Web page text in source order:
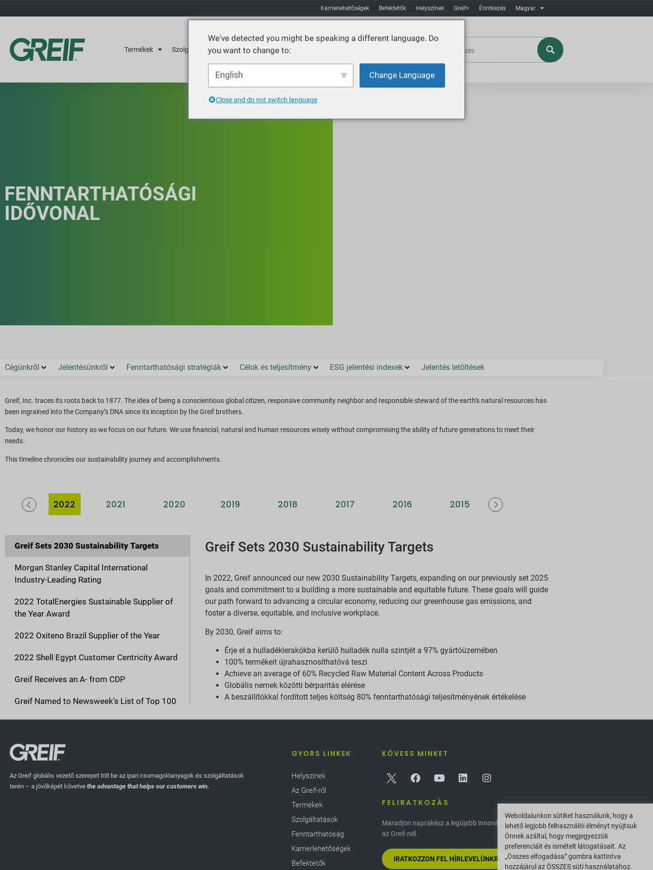
Karrierlehetőségek Befektetők Helyszínek Greif+ Érintkezés Magyar
Termékek Szolgáltatások Fenntarthatóság
FENNTARTHATÓSÁGI
IDŐVONAL
Cégünkről Jelentésünkről Fenntarthatósági stratégiák Célok és teljesítmény ESG jelentési indexek Jelentés letöltések
Greif, Inc. traces its roots back to 1877. The idea of being a conscientious global citizen, responsive community neighbor and responsible steward of the earth’s natural resources has
been ingrained into the Company’s DNA since its inception by the Greif brothers.
Today, we honor our history as we focus on our future. We use financial, natural and human resources wisely without compromising the ability of future generations to meet their
needs.
This timeline chronicles our sustainability journey and accomplishments.
2022 2021 2020 2019 2018 2017 2016 2015
Greif Sets 2030 Sustainability Targets
Morgan Stanley Capital International
Industry-Leading Rating
2022 TotalEnergies Sustainable Supplier of
the Year Award
2022 Oxiteno Brazil Supplier of the Year
2022 Shell Egypt Customer Centricity Award
Greif Receives an A- from CDP
Greif Named to Newsweek’s List of Top 100
Our First Sustainable Financing Agreement
Sustainability Assessment from S&P Global
Greif Sets 2030 Sustainability Targets
In 2022, Greif announced our new 2030 Sustainability Targets, expanding on our previously set 2025
goals and commitment to a building a more sustainable and equitable future. These goals will guide
our path forward to advancing a circular economy, reducing our greenhouse gas emissions, and
foster a diverse, equitable, and inclusive workplace.
By 2030, Greif aims to:
Érje el a hulladéklerakókba kerülő hulladék nulla szintjét a 97% gyártóüzemében
100% termékeit újrahasznosíthatóvá teszi
Achieve an average of 60% Recycled Raw Material Content Across Products
Globális nemek közötti bérparitás elérése
A beszállítókkal fordított teljes költség 80% fenntarthatósági teljesítményének értékelése
Az Greif globális vezető szerepet tölt be az ipari csomagolóanyagok és szolgáltatások
terén – a jövőképét követve the advantage that helps our customers win.
GYORS LINKEK
Helyszínek
Az Greif-ről
Termékek
Szolgáltatások
Fenntarthatóság
Karrierlehetőségek
Befektetők
KÖVESS MINKET
FELIRATKOZÁS
Maradjon naprakész a legújabb innovációkkal és hírekkel
az Greif-nél.
IRATKOZZON FEL HÍRLEVELÜNKRE
Weboldalunkon sütiket használunk, hogy a
lehető legjobb felhasználói élményt nyújtsuk
Önnek azáltal, hogy megjegyezzük
preferenciáit és ismételt látogatásait. Az
„Összes elfogadása” gombra kattintva
hozzájárul az ÖSSZES süti használatához.
We've detected you might be speaking a different language. Do
you want to change to:
English Change Language
Close and do not switch language